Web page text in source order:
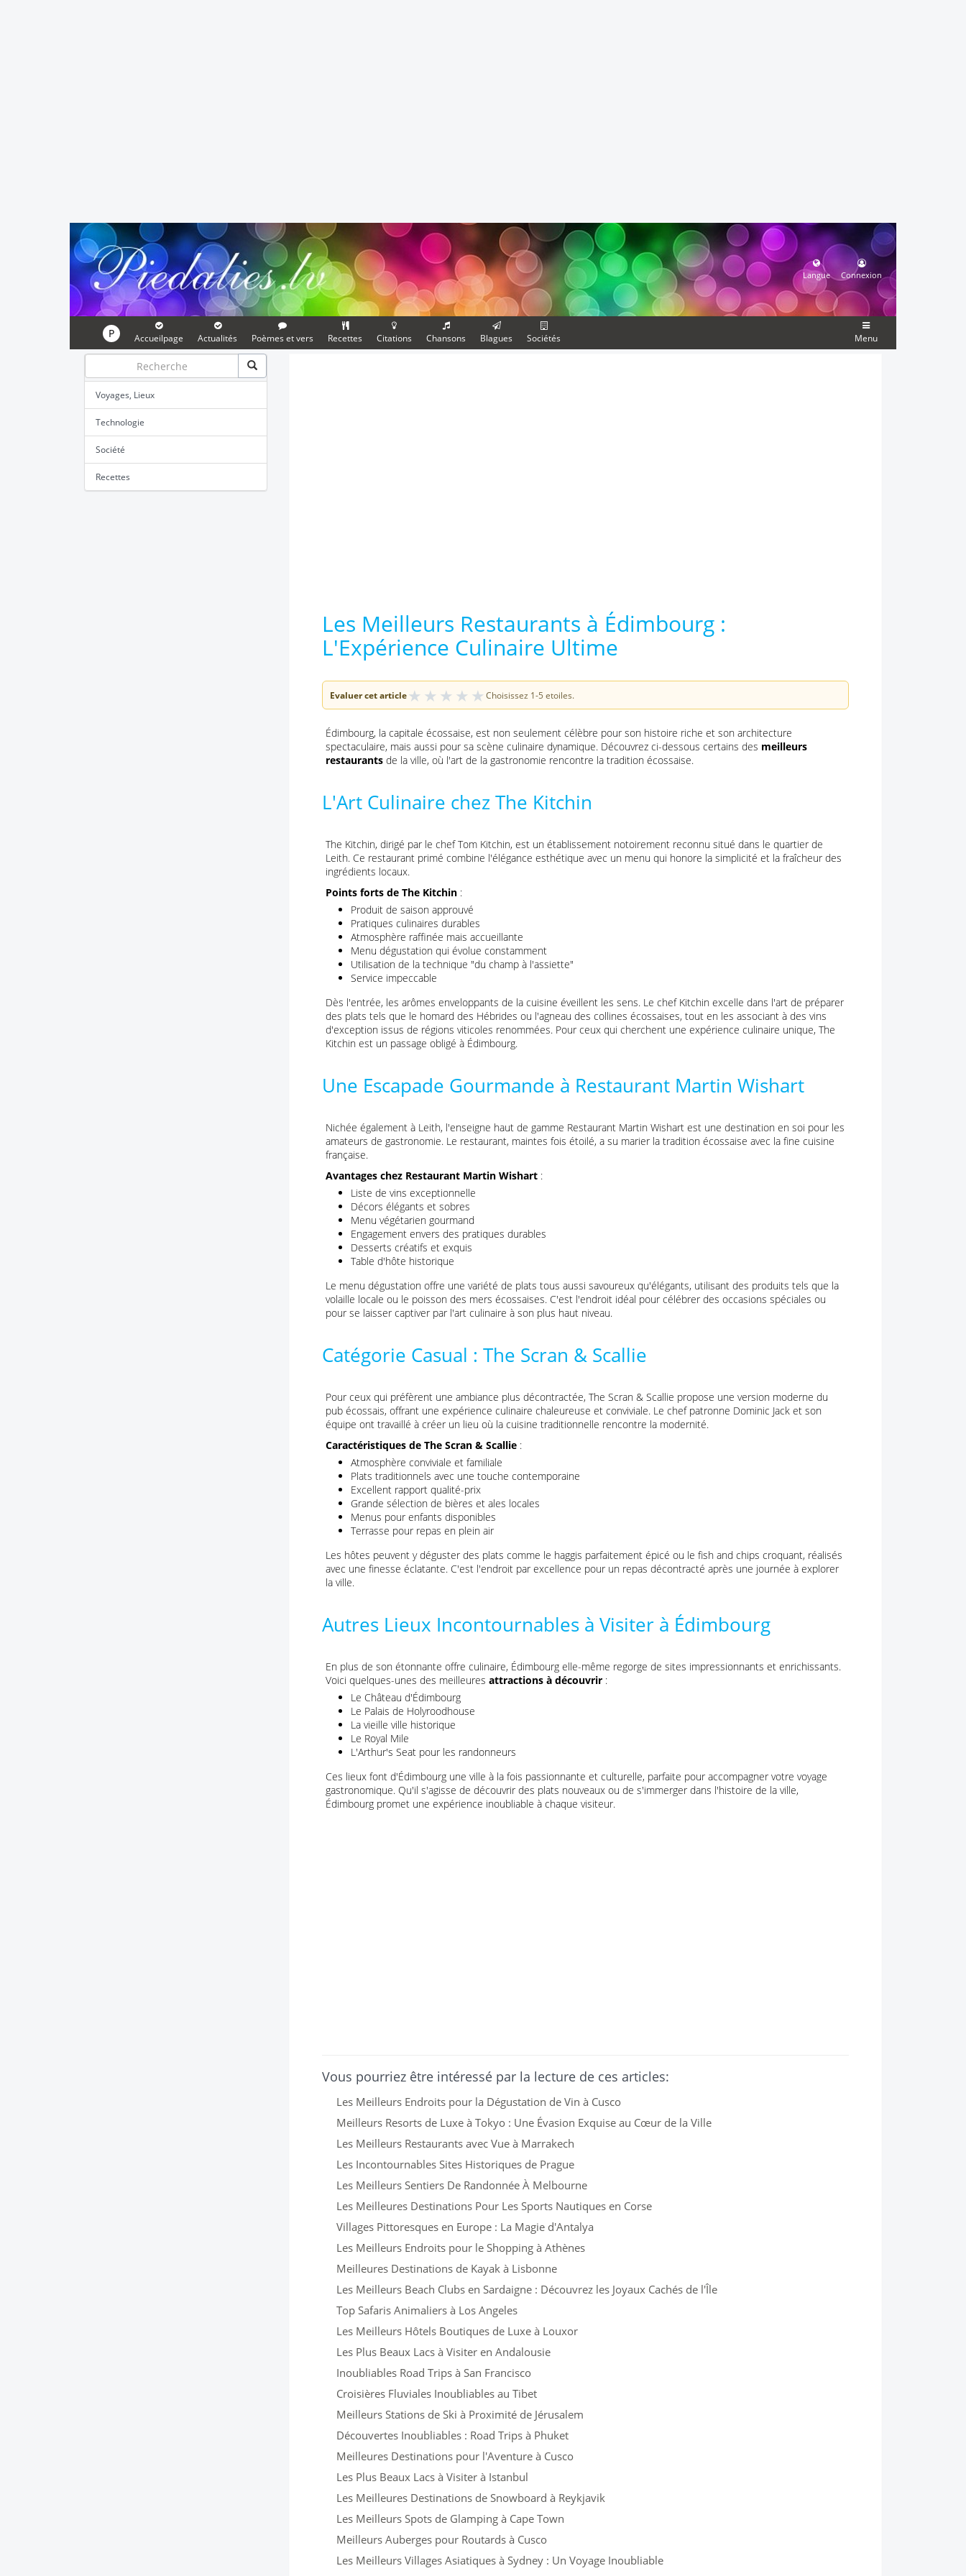
Langue Connexion
P Accueilpage Actualités Poèmes et vers Recettes Citations Chansons Blagues Sociétés Menu
Voyages, Lieux
Technologie
Société
Recettes
Les Meilleurs Restaurants à Édimbourg :
L'Expérience Culinaire Ultime
Evaluer cet article★ ★ ★ ★ ★ Choisissez 1-5 etoiles.
Édimbourg, la capitale écossaise, est non seulement célèbre pour son histoire riche et son architecture
spectaculaire, mais aussi pour sa scène culinaire dynamique. Découvrez ci-dessous certains des meilleurs
restaurants de la ville, où l'art de la gastronomie rencontre la tradition écossaise.
L'Art Culinaire chez The Kitchin
The Kitchin, dirigé par le chef Tom Kitchin, est un établissement notoirement reconnu situé dans le quartier de
Leith. Ce restaurant primé combine l'élégance esthétique avec un menu qui honore la simplicité et la fraîcheur des
ingrédients locaux.
Points forts de The Kitchin :
Produit de saison approuvé
Pratiques culinaires durables
Atmosphère raffinée mais accueillante
Menu dégustation qui évolue constamment
Utilisation de la technique "du champ à l'assiette"
Service impeccable
Dès l'entrée, les arômes enveloppants de la cuisine éveillent les sens. Le chef Kitchin excelle dans l'art de préparer
des plats tels que le homard des Hébrides ou l'agneau des collines écossaises, tout en les associant à des vins
d'exception issus de régions viticoles renommées. Pour ceux qui cherchent une expérience culinaire unique, The
Kitchin est un passage obligé à Édimbourg.
Une Escapade Gourmande à Restaurant Martin Wishart
Nichée également à Leith, l'enseigne haut de gamme Restaurant Martin Wishart est une destination en soi pour les
amateurs de gastronomie. Le restaurant, maintes fois étoilé, a su marier la tradition écossaise avec la fine cuisine
française.
Avantages chez Restaurant Martin Wishart :
Liste de vins exceptionnelle
Décors élégants et sobres
Menu végétarien gourmand
Engagement envers des pratiques durables
Desserts créatifs et exquis
Table d'hôte historique
Le menu dégustation offre une variété de plats tous aussi savoureux qu'élégants, utilisant des produits tels que la
volaille locale ou le poisson des mers écossaises. C'est l'endroit idéal pour célébrer des occasions spéciales ou
pour se laisser captiver par l'art culinaire à son plus haut niveau.
Catégorie Casual : The Scran & Scallie
Pour ceux qui préfèrent une ambiance plus décontractée, The Scran & Scallie propose une version moderne du
pub écossais, offrant une expérience culinaire chaleureuse et conviviale. Le chef patronne Dominic Jack et son
équipe ont travaillé à créer un lieu où la cuisine traditionnelle rencontre la modernité.
Caractéristiques de The Scran & Scallie :
Atmosphère conviviale et familiale
Plats traditionnels avec une touche contemporaine
Excellent rapport qualité-prix
Grande sélection de bières et ales locales
Menus pour enfants disponibles
Terrasse pour repas en plein air
Les hôtes peuvent y déguster des plats comme le haggis parfaitement épicé ou le fish and chips croquant, réalisés
avec une finesse éclatante. C'est l'endroit par excellence pour un repas décontracté après une journée à explorer
la ville.
Autres Lieux Incontournables à Visiter à Édimbourg
En plus de son étonnante offre culinaire, Édimbourg elle-même regorge de sites impressionnants et enrichissants.
Voici quelques-unes des meilleures attractions à découvrir :
Le Château d'Édimbourg
Le Palais de Holyroodhouse
La vieille ville historique
Le Royal Mile
L'Arthur's Seat pour les randonneurs
Ces lieux font d'Édimbourg une ville à la fois passionnante et culturelle, parfaite pour accompagner votre voyage
gastronomique. Qu'il s'agisse de découvrir des plats nouveaux ou de s'immerger dans l'histoire de la ville,
Édimbourg promet une expérience inoubliable à chaque visiteur.
Vous pourriez être intéressé par la lecture de ces articles:
Les Meilleurs Endroits pour la Dégustation de Vin à Cusco
Meilleurs Resorts de Luxe à Tokyo : Une Évasion Exquise au Cœur de la Ville
Les Meilleurs Restaurants avec Vue à Marrakech
Les Incontournables Sites Historiques de Prague
Les Meilleurs Sentiers De Randonnée À Melbourne
Les Meilleures Destinations Pour Les Sports Nautiques en Corse
Villages Pittoresques en Europe : La Magie d'Antalya
Les Meilleurs Endroits pour le Shopping à Athènes
Meilleures Destinations de Kayak à Lisbonne
Les Meilleurs Beach Clubs en Sardaigne : Découvrez les Joyaux Cachés de l'Île
Top Safaris Animaliers à Los Angeles
Les Meilleurs Hôtels Boutiques de Luxe à Louxor
Les Plus Beaux Lacs à Visiter en Andalousie
Inoubliables Road Trips à San Francisco
Croisières Fluviales Inoubliables au Tibet
Meilleurs Stations de Ski à Proximité de Jérusalem
Découvertes Inoubliables : Road Trips à Phuket
Meilleures Destinations pour l'Aventure à Cusco
Les Plus Beaux Lacs à Visiter à Istanbul
Les Meilleures Destinations de Snowboard à Reykjavik
Les Meilleurs Spots de Glamping à Cape Town
Meilleurs Auberges pour Routards à Cusco
Les Meilleurs Villages Asiatiques à Sydney : Un Voyage Inoubliable